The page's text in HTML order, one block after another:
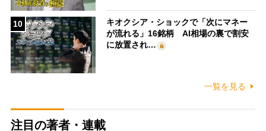
10
キオクシア・ショックで「次にマネー
が流れる」16銘柄 AI相場の裏で割安
に放置され…
一覧を見る
注目の著者・連載